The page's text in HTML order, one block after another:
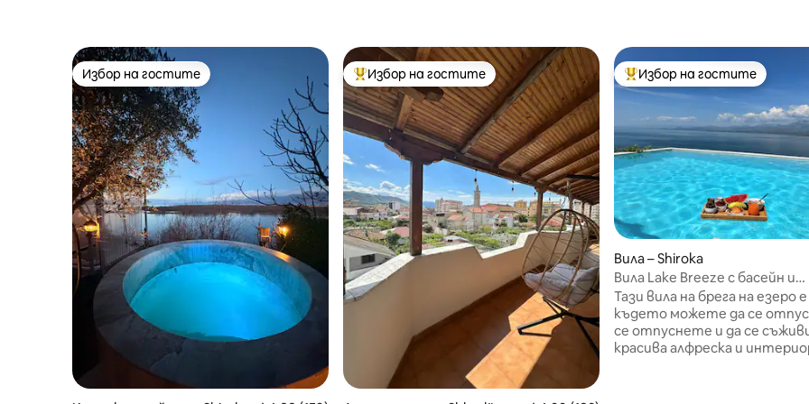
Избор на гостите
Избор на гостите Най-популярен избор на гостите
Избор на гостите Най-популярен избор на
Избор на гостите
Вила – Shiroka
Вила Lake Breeze с басейн и
великолепни гледки
Тази вила на брега на езеро
където можете да се
се отпуснете и да се
красива алфреска и